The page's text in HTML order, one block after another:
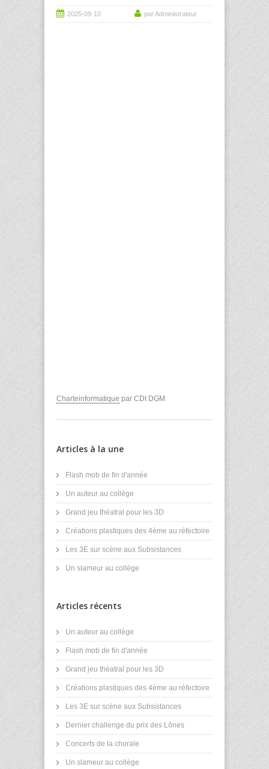
2025-09-10 par Administrateur
Charteinformatique par CDI DGM
Articles à la une
Flash mob de fin d'année
Un auteur au collège
Grand jeu théatral pour les 3D
Créations plastiques des 4ème au réfectoire
Les 3E sur scène aux Subsistances
Un slameur au collège
Articles récents
Un auteur au collège
Flash mob de fin d'année
Grand jeu théatral pour les 3D
Créations plastiques des 4ème au réfectoire
Les 3E sur scène aux Subsistances
Dernier challenge du prix des Lônes
Concerts de la chorale
Un slameur au collège